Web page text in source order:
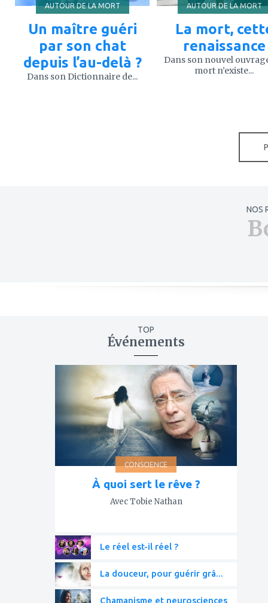
AUTOUR DE LA MORT
Un maître guéri
par son chat
depuis l’au-delà ?
Dans son Dictionnaire de...
AUTOUR DE LA MORT
La mort,
renaissance
Dans son nouvel
mort n’existe...
NOS
TOP
Événements
CONSCIENCE
À quoi sert le rêve ?
Avec Tobie Nathan
Le réel est-il réel ?
La douceur, pour guérir grâ...
Chamanisme et neurosciences